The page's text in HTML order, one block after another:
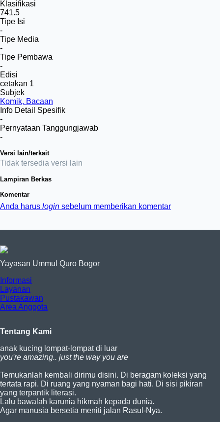
Klasifikasi
741.5
Tipe Isi
-
Tipe Media
-
Tipe Pembawa
-
Edisi
cetakan 1
Subjek
Komik, Bacaan
Info Detail Spesifik
-
Pernyataan Tanggungjawab
-
Versi lain/terkait
Tidak tersedia versi lain
Lampiran Berkas
Komentar
Anda harus login sebelum memberikan komentar
Yayasan Ummul Quro Bogor
Informasi
Layanan
Pustakawan
Area Anggota
Tentang Kami
anak kucing lompat-lompat di luar
you're amazing.. just the way you are
Temukanlah kembali dirimu disini. Di beragam koleksi yang
tertata rapi. Di ruang yang nyaman bagi hati. Di sisi pikiran
yang terpantik literasi.
Lalu bawalah karunia hikmah kepada dunia.
Agar manusia bersetia meniti jalan Rasul-Nya.